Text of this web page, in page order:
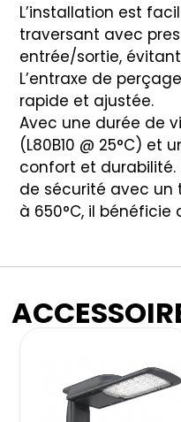
L’installation est
traversant avec
entrée/sortie,
L’entraxe de
rapide et ajustée.
Avec une durée de
(L80B10 @ 25°C) et
confort et durabilité.
de sécurité avec
à 650°C, il bénéficie